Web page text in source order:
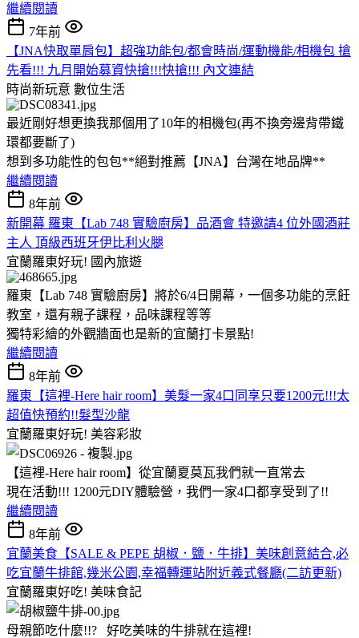
繼續閱讀
7年前
【JNA快取單肩包】超強功能包/都會時尚/運動機能/相機包 搶
先看!!! 九月開始募資快搶!!!快搶!!! 內文連結
時尚新玩意 數位生活
最近剛好想更換我那個用了10年的相機包(再不換旁邊背帶鐵
環都要斷了)
想到多功能性的包包**絕對推薦【JNA】台灣在地品牌**
繼續閱讀
8年前
新開幕 羅東【Lab 748 實驗廚房】品酒會 特邀請4 位外國酒莊
主人 頂級西班牙伊比利火腿
宜蘭羅東好玩! 國內旅遊
羅東【Lab 748 實驗廚房】將於6/4日開幕，一個多功能的烹飪
教室，還有親子課程，品味課程等等
獨特彩繪的外觀牆面也是新的宜蘭打卡景點!
繼續閱讀
8年前
羅東【這裡-Here hair room】美髮一家4口同享只要1200元!!!太
超值快預約!!髮型沙龍
宜蘭羅東好玩! 美容彩妝
【這裡-Here hair room】從宜蘭夏莫瓦我們就一直常去
現在活動!!! 1200元DIY體驗營，我們一家4口都享受到了!!
繼續閱讀
8年前
宜蘭美食【SALE & PEPE 胡椒．鹽．牛排】美味創意結合,必
吃宜蘭牛排館,幾米公園,幸福轉運站附近義式餐廳(二訪更新)
宜蘭羅東好吃! 美味食記
母親節吃什麼!!? 好吃美味的牛排就在這裡!